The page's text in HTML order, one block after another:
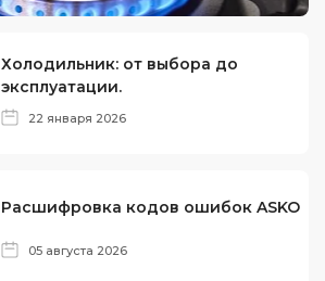
Холодильник: от выбора до
эксплуатации.
22 января 2026
Расшифровка кодов ошибок ASKO
05 августа 2026